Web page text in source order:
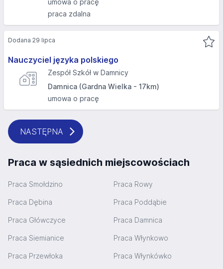
umowa o pracę
praca zdalna
Nauczyciel języka polskiego
Zespół Szkół w Damnicy
Damnica (Gardna Wielka - 17km)
umowa o pracę
Dodana 29 lipca
NASTĘPNA
Praca w sąsiednich miejscowościach
Praca Smołdzino Praca Rowy
Praca Dębina Praca Poddąbie
Praca Główczyce Praca Damnica
Praca Siemianice Praca Włynkowo
Praca Przewłoka Praca Włynkówko